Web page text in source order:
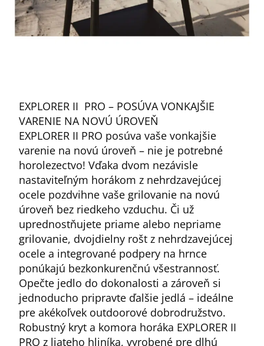
EXPLORER II PRO – POSÚVA VONKAJŠIE
VARENIE NA NOVÚ ÚROVEŇ
EXPLORER II PRO posúva vaše vonkajšie
varenie na novú úroveň – nie je potrebné
horolezectvo! Vďaka dvom nezávisle
nastaviteľným horákom z nehrdzavejúcej
ocele pozdvihne vaše grilovanie na novú
úroveň bez riedkeho vzduchu. Či už
uprednostňujete priame alebo nepriame
grilovanie, dvojdielny rošt z nehrdzavejúcej
ocele a integrované podpery na hrnce
ponúkajú bezkonkurenčnú všestrannosť.
Opečte jedlo do dokonalosti a zároveň si
jednoducho pripravte ďalšie jedlá – ideálne
pre akékoľvek outdoorové dobrodružstvo.
Robustný kryt a komora horáka EXPLORER II
PRO z liateho hliníka, vyrobené pre dlhú